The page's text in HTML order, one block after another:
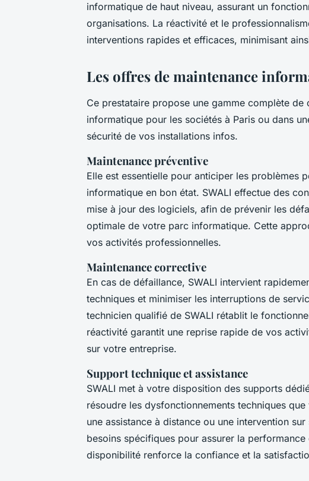
informatique de haut niveau, assurant un
organisations. La réactivité et le
interventions rapides et efficaces, minimisant
Les offres de maintenance
Ce prestataire propose une gamme complète de
informatique pour les sociétés à Paris ou dans
sécurité de vos installations infos.
Maintenance préventive
Elle est essentielle pour anticiper les problèmes
informatique en bon état. SWALI effectue des
mise à jour des logiciels, afin de prévenir les
optimale de votre parc informatique. Cette
vos activités professionnelles.
Maintenance corrective
En cas de défaillance, SWALI intervient
techniques et minimiser les interruptions de
technicien qualifié de SWALI rétablit le
réactivité garantit une reprise rapide de vos
sur votre entreprise.
Support technique et assistance
SWALI met à votre disposition des supports
résoudre les dysfonctionnements techniques
une assistance à distance ou une intervention
besoins spécifiques pour assurer la
disponibilité renforce la confiance et la